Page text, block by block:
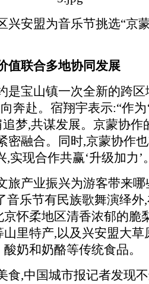
兴安盟为音乐节挑选“京
值联合多地协同发展
是宝山镇一次全新的跨
奔赴。宿翔宇表示:“作
追梦,共谋发展。京蒙协作
密融合。同时,京蒙协作
实现合作共赢‘升级加力’
旅产业振兴为游客带来哪
音乐节有民族歌舞演绎外
怀柔地区清香浓郁的脆
里特产,以及兴安盟大
奶和奶酪等传统食品。
食,中国城市报记者发现